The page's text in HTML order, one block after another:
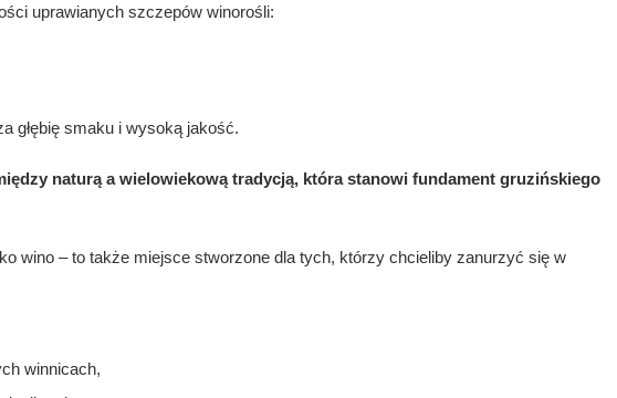
uprawianych szczepów winorośli:
głębię smaku i wysoką jakość.
naturą a wielowiekową tradycją, która stanowi fundament gruzińskiego
wino – to także miejsce stworzone dla tych, którzy chcieliby zanurzyć się w
winnicach,